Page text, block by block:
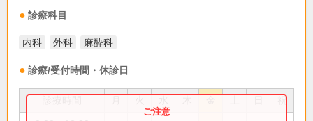
診療科目
内科 外科 麻酔科
診療/受付時間・休診日
祝